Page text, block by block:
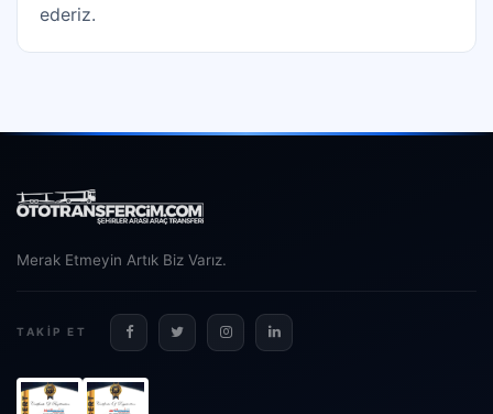
ederiz.
Merak Etmeyin Artık Biz Varız.
TAKIP ET